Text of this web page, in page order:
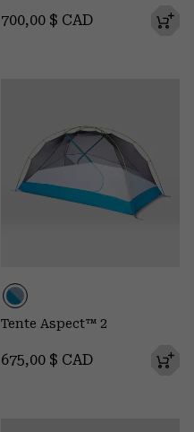
Regular price:
700,00 $ CAD
Tente Aspect™ 2
Regular price:
675,00 $ CAD